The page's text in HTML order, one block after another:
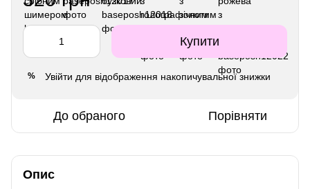
Купити
% Увійти для відображення накопичувальної знижки
До обраного Порівняти
Опис